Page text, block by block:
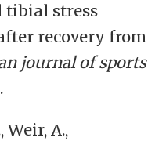
tibial stress
recovery from
journal of sports
Weir, A.,